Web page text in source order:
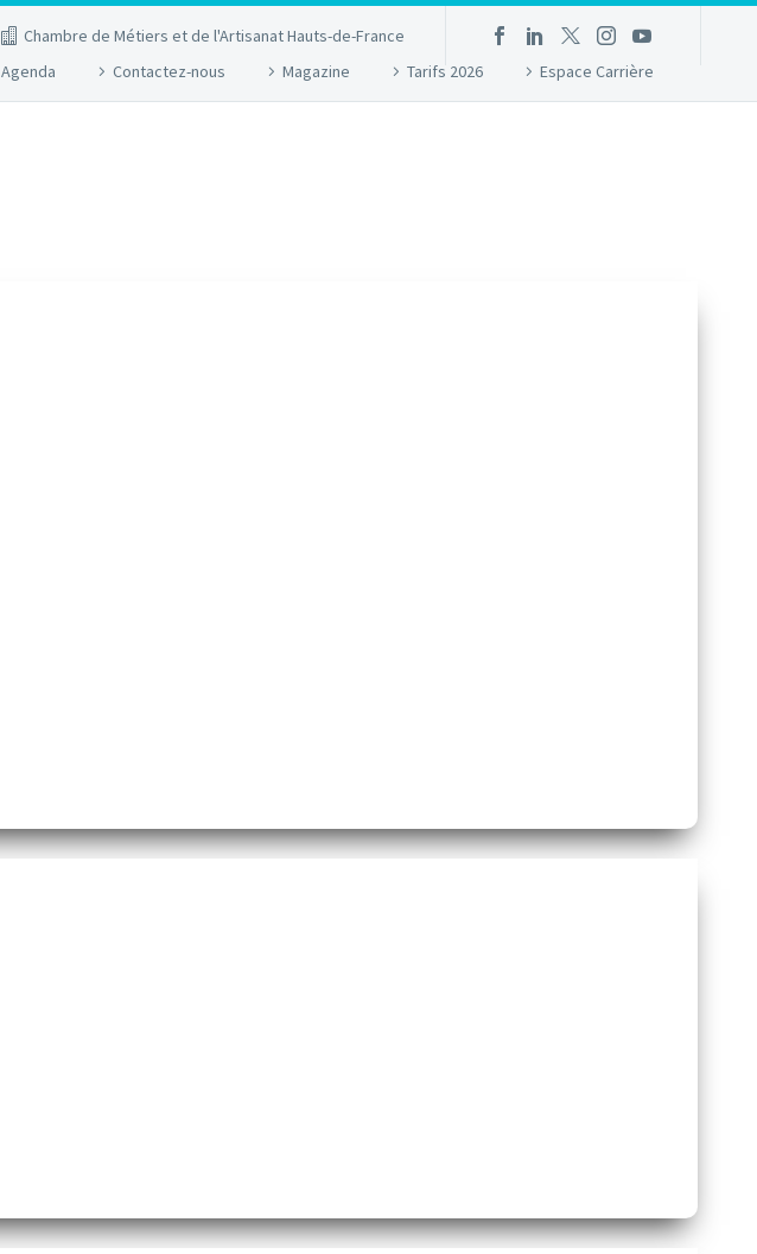
Chambre de Métiers et de l'Artisanat Hauts-de-France
Agenda
Contactez-nous Magazine Tarifs 2026 Espace Carrière